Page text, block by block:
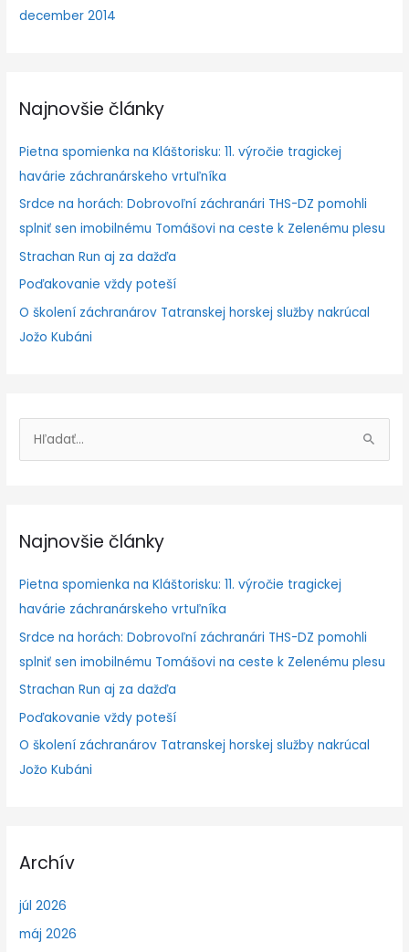
december 2014
Najnovšie články
Pietna spomienka na Kláštorisku: 11. výročie tragickej
havárie záchranárskeho vrtuľníka
Srdce na horách: Dobrovoľní záchranári THS-DZ pomohli
splniť sen imobilnému Tomášovi na ceste k Zelenému plesu
Strachan Run aj za dažďa
Poďakovanie vždy poteší
O školení záchranárov Tatranskej horskej služby nakrúcal
Jožo Kubáni
y
a
a
ť
:
Najnovšie články
Pietna spomienka na Kláštorisku: 11. výročie tragickej
havárie záchranárskeho vrtuľníka
Srdce na horách: Dobrovoľní záchranári THS-DZ pomohli
splniť sen imobilnému Tomášovi na ceste k Zelenému plesu
Strachan Run aj za dažďa
Poďakovanie vždy poteší
O školení záchranárov Tatranskej horskej služby nakrúcal
Jožo Kubáni
Archív
júl 2026
máj 2026